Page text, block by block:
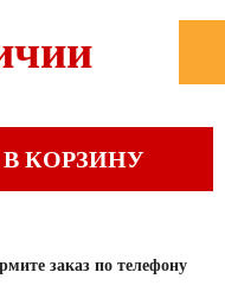
В КОРЗИНУ
заказ по телефону